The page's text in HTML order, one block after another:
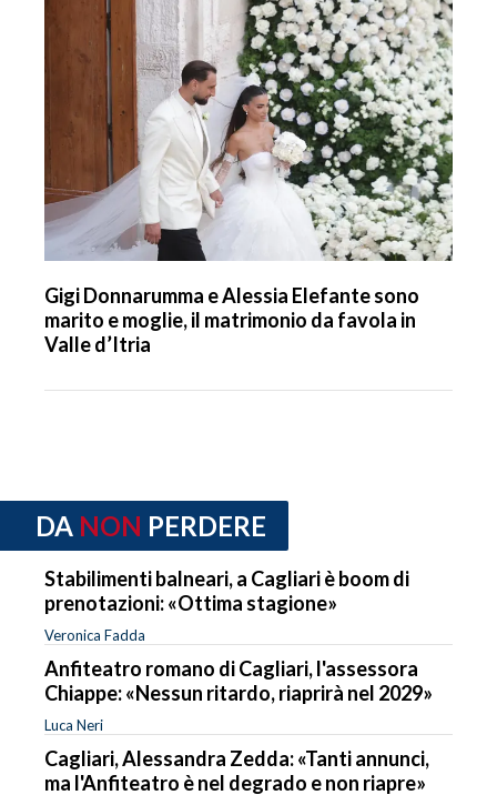
Gigi Donnarumma e Alessia Elefante sono
marito e moglie, il matrimonio da favola in
Valle d’Itria
DA NON PERDERE
Stabilimenti balneari, a Cagliari è boom di
prenotazioni: «Ottima stagione»
Veronica Fadda
Anfiteatro romano di Cagliari, l'assessora
Chiappe: «Nessun ritardo, riaprirà nel 2029»
Luca Neri
Cagliari, Alessandra Zedda: «Tanti annunci,
ma l'Anfiteatro è nel degrado e non riapre»